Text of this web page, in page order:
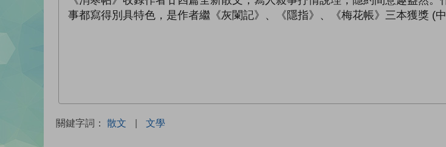
事都寫得別具特色，是作者繼《灰闌記》、《隱指》、《梅花帳》三本獲獎 (
關鍵字詞： 散文 | 文學